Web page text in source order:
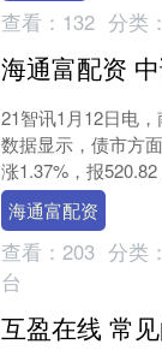
查看： 132 分类：
21智讯1月12日电
数据显示，债市方
涨1.37%，报
亿元。可转债方面
成....
海通富配资
查看： 203 分类：
台